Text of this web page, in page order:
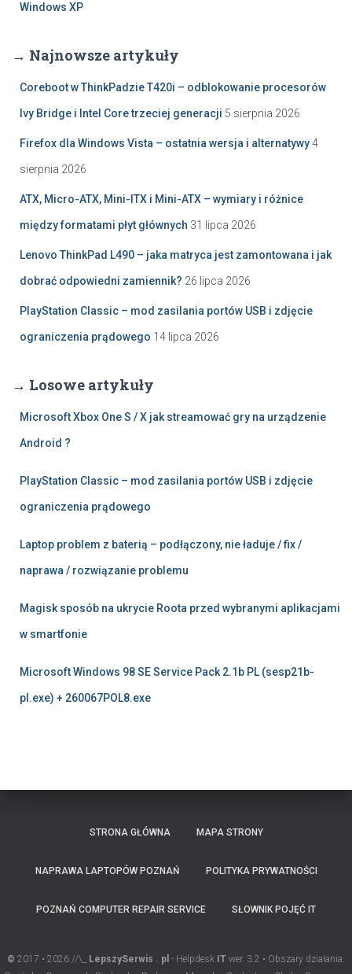
Windows XP
→ Najnowsze artykuły
Coreboot w ThinkPadzie T420i – odblokowanie procesorów
Ivy Bridge i Intel Core trzeciej generacji 5 sierpnia 2026
Firefox dla Windows Vista – ostatnia wersja i alternatywy4
sierpnia 2026
ATX, Micro-ATX, Mini-ITX i Mini-ATX – wymiary i różnice
między formatami płyt głównych 31 lipca 2026
Lenovo ThinkPad L490 – jaka matryca jest zamontowana i jak
dobrać odpowiedni zamiennik? 26 lipca 2026
PlayStation Classic – mod zasilania portów USB i zdjęcie
ograniczenia prądowego 14 lipca 2026
→ Losowe artykuły
Microsoft Xbox One S / X jak streamować gry na urządzenie
Android ?
PlayStation Classic – mod zasilania portów USB i zdjęcie
ograniczenia prądowego
Laptop problem z baterią – podłączony, nie ładuje / fix /
naprawa / rozwiązanie problemu
Magisk sposób na ukrycie Roota przed wybranymi aplikacjami
w smartfonie
Microsoft Windows 98 SE Service Pack 2.1b PL (sesp21b-
pl.exe) + 260067POL8.exe
STRONA GŁÓWNA MAPA STRONY
NAPRAWA LAPTOPÓW POZNAŃ POLITYKA PRYWATNOŚCI
POZNAŃ COMPUTER REPAIR SERVICE SŁOWNIK POJĘĆ IT
© 2017 • 2026 //\_ LepszySerwis . pl - Helpdesk IT wer. 3.2 • Obszary działania: